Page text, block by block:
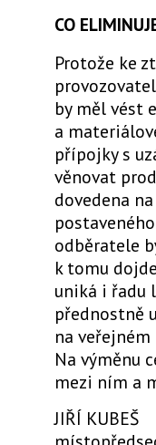
CO
Protože ke
by měl vést
a
přípojky s
věnovat
dovedena
odběratele
k tomu
uniká i řadu
přednostně
na
Na výměnu
mezi ním a
JIŘÍ KUBEŠ